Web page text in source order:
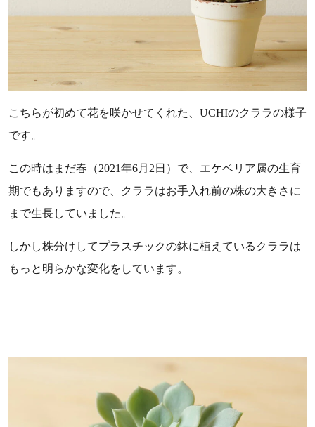
こちらが初めて花を咲かせてくれた、UCHIのクララの様子
です。
この時はまだ春（2021年6月2日）で、エケベリア属の生育
期でもありますので、クララはお手入れ前の株の大きさに
まで生長していました。
しかし株分けしてプラスチックの鉢に植えているクララは
もっと明らかな変化をしています。